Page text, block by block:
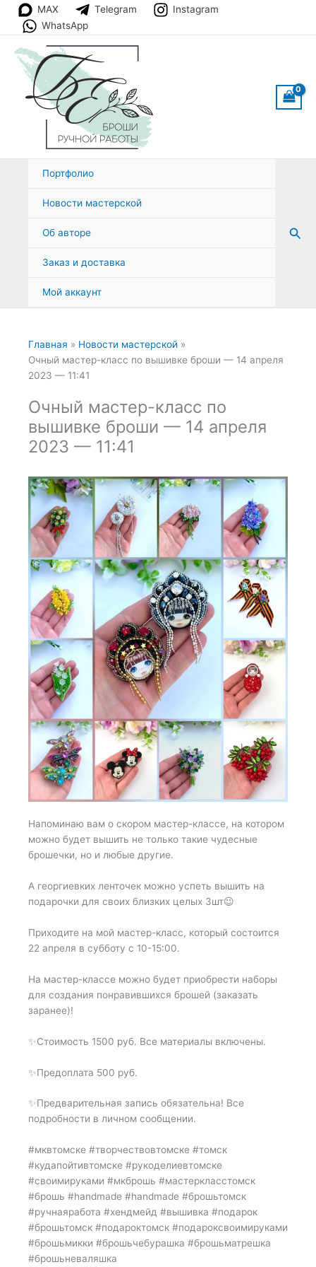
Перейти
содержимому
MAX Telegram
Instagram
WhatsApp
Портфолио
Новости мастерской
Об авторе
Заказ и доставка
Мой аккаунт
Главная
Новости мастерской
Очный мастер-класс по вышивке броши — 14 апреля
2023 — 11:41
Очный мастер-класс по
вышивке броши — 14 апреля
2023 — 11:41
Напоминаю вам о скором мастер-классе, на котором
можно будет вышить не только такие чудесные
брошечки, но и любые другие.
А георгиевких ленточек можно успеть вышить на
подарочки для своих близких целых 3шт😉
Приходите на мой мастер-класс, который состоится
22 апреля в субботу с 10-15:00.
На мастер-классе можно будет приобрести наборы
для создания понравившихся брошей (заказать
заранее)!
✨Стоимость 1500 руб. Все материалы включены.
✨Предоплата 500 руб.
✨Предварительная запись обязательна! Все
подробности в личном сообщении.
#мквтомске #творчествовтомске #томск
#кудапойтивтомске #рукоделиевтомске
#своимируками #мкброшь #мастеркласстомск
#брошь #handmade #handmade #брошьтомск
#ручнаяработа #хендмейд #вышивка #подарок
#брошьтомск #подароктомск #подароксвоимируками
#брошьмикки #брошьчебурашка #брошьматрешка
#брошьневаляшка